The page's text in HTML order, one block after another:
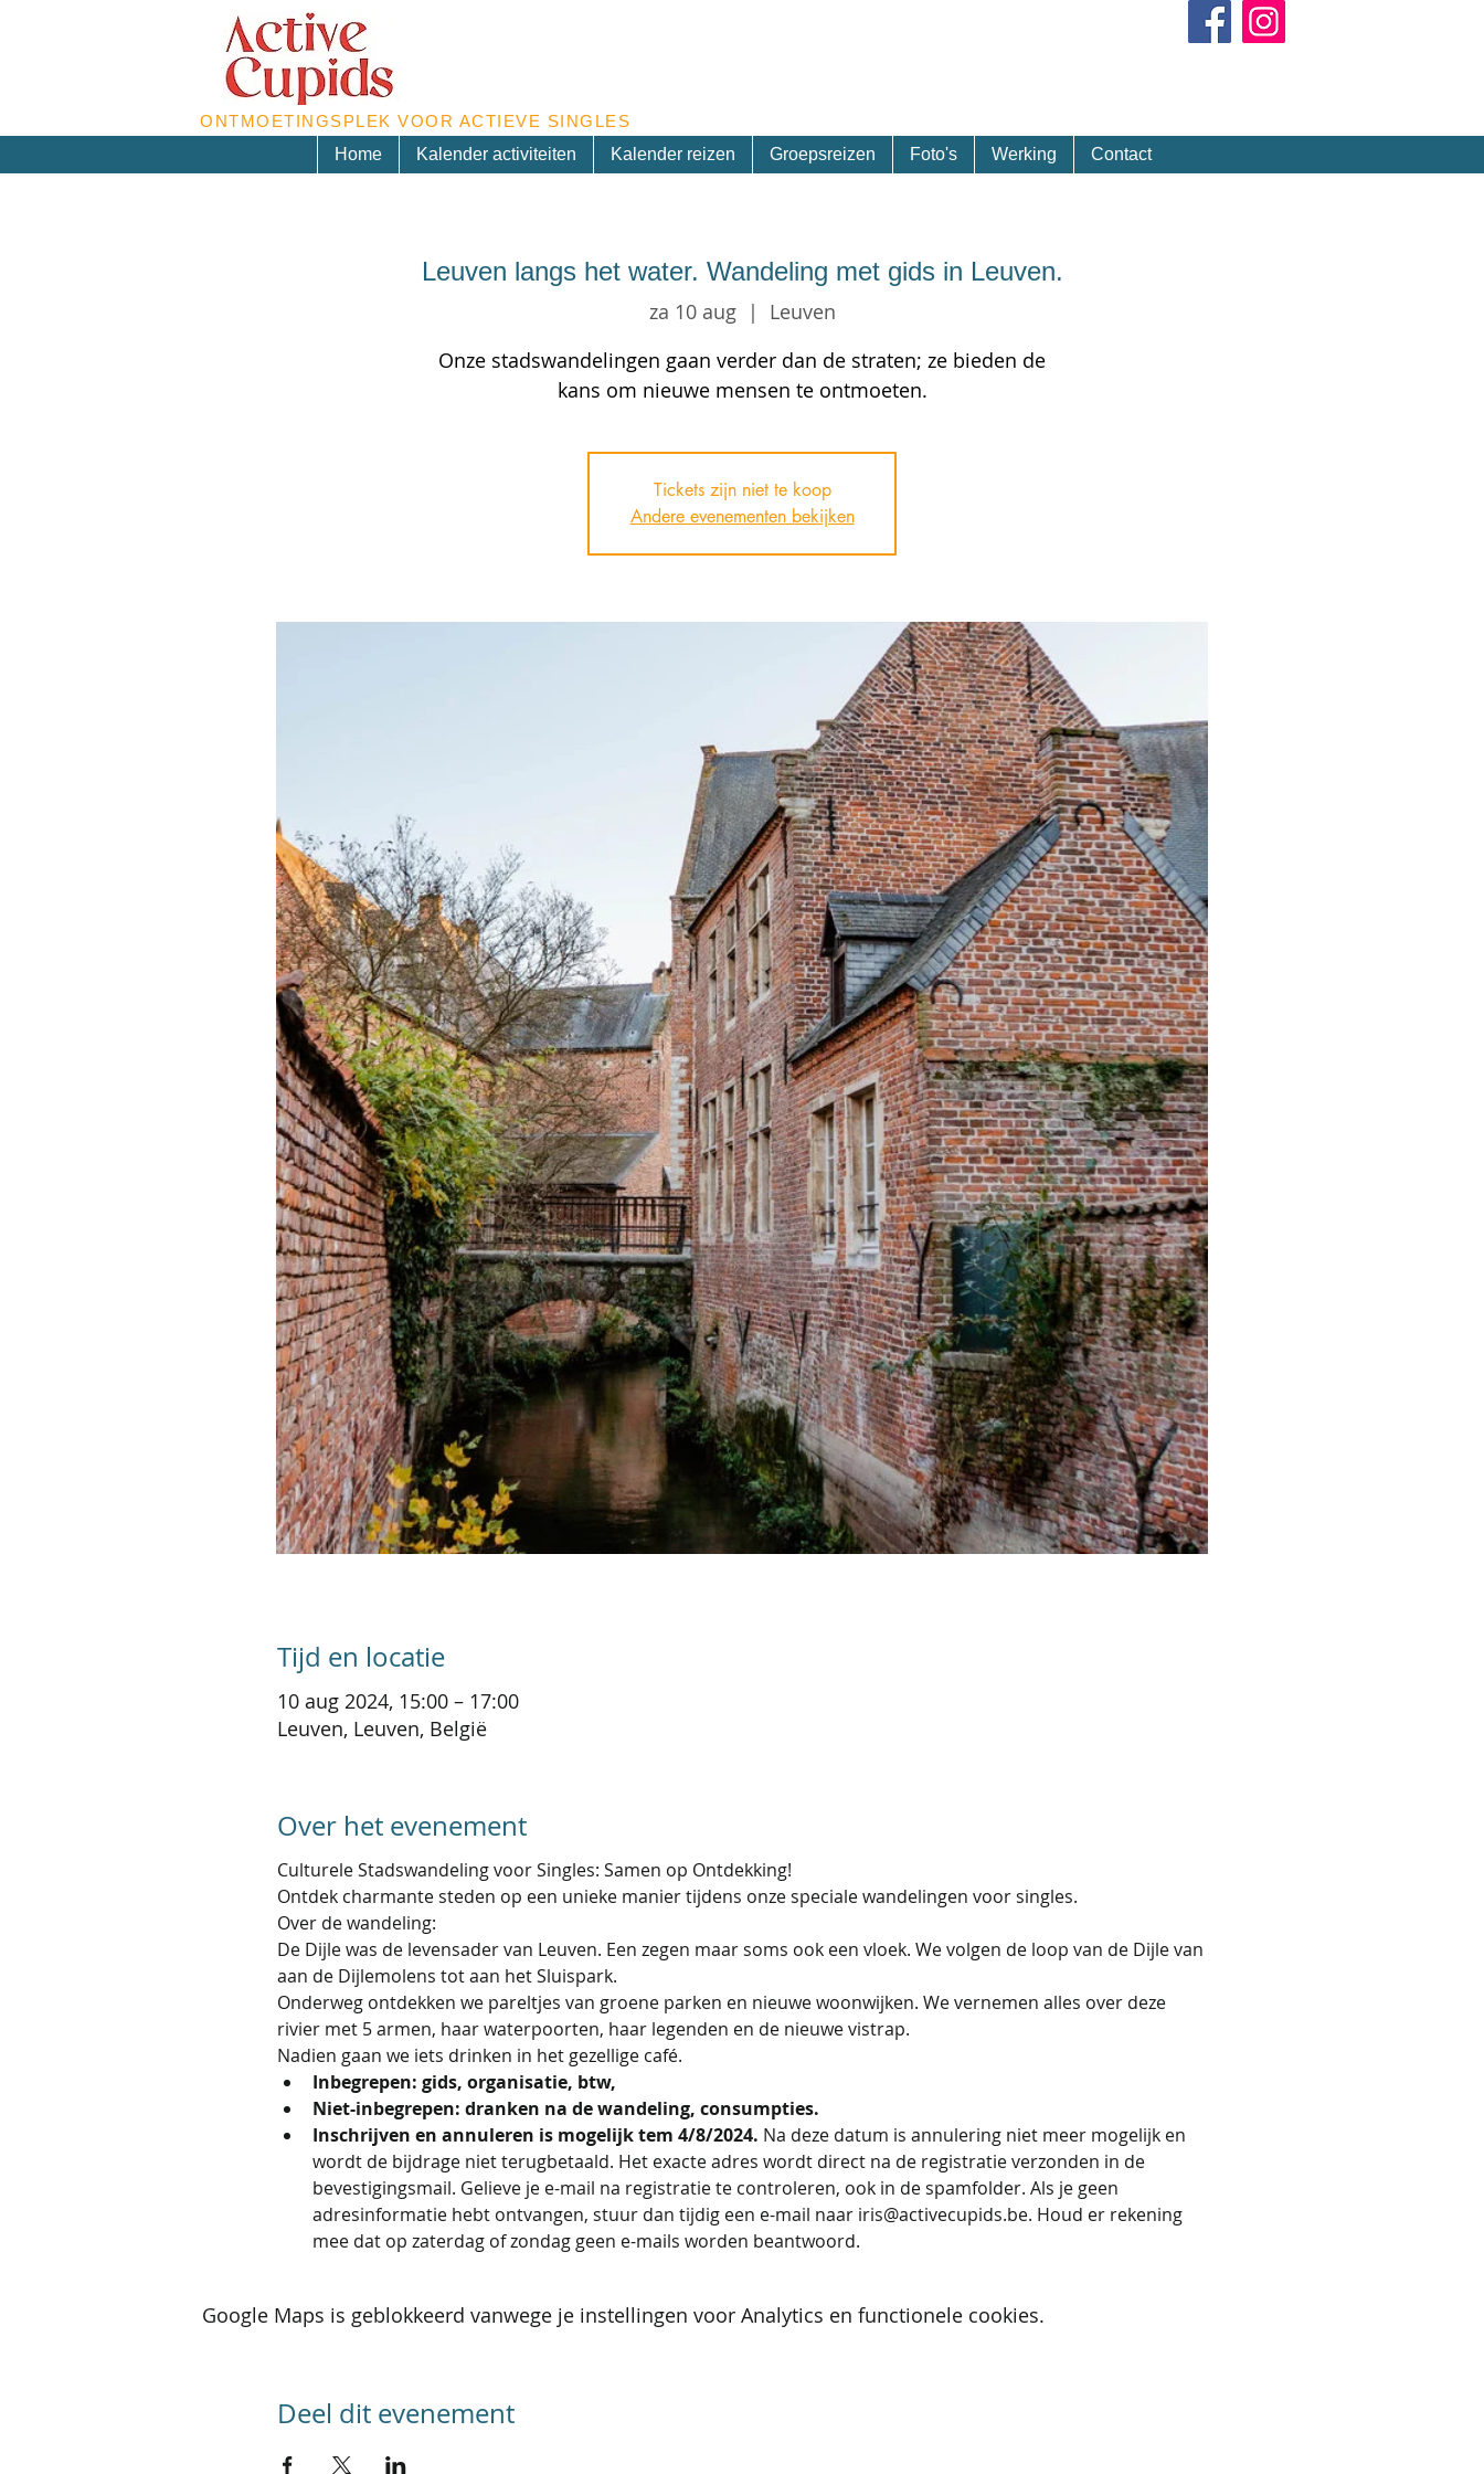
ONTMOETINGSPLEK VOOR ACTIEVE SINGLES
Home
Kalender activiteiten Kalender reizen Groepsreizen Foto's Werking Contact
Leuven langs het water. Wandeling met gids in Leuven.
za 10 aug
  |
Leuven
Onze stadswandelingen gaan verder dan de straten; ze bieden de
kans om nieuwe mensen te ontmoeten.
Tickets zijn niet te koop
Andere evenementen bekijken
Tijd en locatie
10 aug 2024, 15:00 – 17:00
Leuven, Leuven, België
Over het evenement
Culturele Stadswandeling voor Singles: Samen op Ontdekking!
Ontdek charmante steden op een unieke manier tijdens onze speciale wandelingen voor singles.
Over de wandeling:
De Dijle was de levensader van Leuven. Een zegen maar soms ook een vloek. We volgen de loop van de Dijle van
aan de Dijlemolens tot aan het Sluispark.
Onderweg ontdekken we pareltjes van groene parken en nieuwe woonwijken. We vernemen alles over deze
rivier met 5 armen, haar waterpoorten, haar legenden en de nieuwe vistrap.
Nadien gaan we iets drinken in het gezellige café.
Inbegrepen: gids, organisatie, btw,
Niet-inbegrepen: dranken na de wandeling, consumpties.
Inschrijven en annuleren is mogelijk tem 4/8/2024. Na deze datum is annulering niet meer mogelijk en
wordt de bijdrage niet terugbetaald. Het exacte adres wordt direct na de registratie verzonden in de
bevestigingsmail. Gelieve je e-mail na registratie te controleren, ook in de spamfolder. Als je geen
adresinformatie hebt ontvangen, stuur dan tijdig een e-mail naar iris@activecupids.be. Houd er rekening
mee dat op zaterdag of zondag geen e-mails worden beantwoord.
Google Maps is geblokkeerd vanwege je instellingen voor Analytics en functionele cookies.
Deel dit evenement